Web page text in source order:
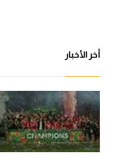
أخر الأخبار